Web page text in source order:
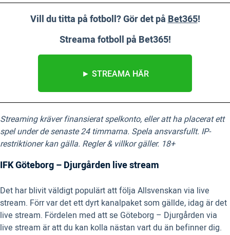
Vill du titta på fotboll? Gör det påBet365!
Streama fotboll på Bet365!
► STREAMA HÄR
Streaming kräver finansierat spelkonto, eller att ha placerat ett
spel under de senaste 24 timmarna. Spela ansvarsfullt. IP-
restriktioner kan gälla. Regler & villkor gäller. 18+
IFK Göteborg – Djurgården live stream
Det har blivit väldigt populärt att följa Allsvenskan via live
stream. Förr var det ett dyrt kanalpaket som gällde, idag är det
live stream. Fördelen med att se Göteborg – Djurgården via
live stream är att du kan kolla nästan vart du än befinner dig.